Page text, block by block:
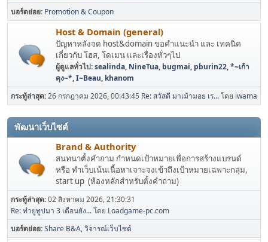
บอร์ดย่อย Promotion & Coupon
Host & Domain (general)
ปัญหาหลังจด host&domain ขอคำแนะนำ และ เทคนิค
เกี่ยวกับ โฮส, โดเมน และเรื่องทั่วๆไป
ผู้ดูแลทั่วไป:sealinda, NineTua, bugmai, pburin22,*~เก้า
คุง~*,I~Beau, khanom
กระทู้ล่าสุด:26 กรกฎาคม 2026, 00:43:45 Re: สวัสดี มาเม้ามอย เร...โดย iwama
พัฒนาเว็บไซต์
Brand & Authority
สนทนาตั้งคำถาม กำหนดเป้าหมายเพื่อการสร้างแบรนด์
หรือ ทำเว็บเน้นเนื้อหาเจาะจงเข้าถึงเป้าหมายเฉพาะกลุ่ม,
start up (ห้องหลักสำหรับตั้งคำถาม)
กระทู้ล่าสุด:02 สิงหาคม 2026, 21:30:31
Re: ทำยูทูปมา 3 เดือนยัง...โดย Loadgame-pc.com
บอร์ดย่อย Share B&A วิจารณ์เว็บไซต์